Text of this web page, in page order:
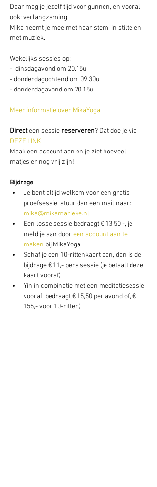
Daar mag je jezelf tijd voor gunnen, en vooral
ook: verlangzaming.
Mika neemt je mee met haar stem, in stilte en
met muziek.
Wekelijks sessies op:
-  dinsdagavond om 20.15u
- donderdagochtend om 09.30u
- donderdagavond om 20.15u.
Meer informatie over MikaYoga
Direct een sessie reserveren? Dat doe je via
DEZE LINK
Maak een account aan en je ziet hoeveel
matjes er nog vrij zijn!
Bijdrage
Je bent altijd welkom voor een gratis
proefsessie, stuur dan een mail naar:
mika@mikamarieke.nl
Een losse sessie bedraagt € 13,50 -, je
meld je aan door een account aan te
maken bij MikaYoga.
Schaf je een 10-rittenkaart aan, dan is de
bijdrage € 11,- pers sessie (je betaalt deze
kaart vooraf)
Yin in combinatie met een meditatiesessie
vooraf, bedraagt € 15,50 per avond of, €
155,- voor 10-ritten)